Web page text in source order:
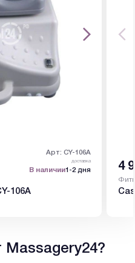
Арт: CY-106A
доставка
В наличии1-2 дня
106A
4
Massagery24?